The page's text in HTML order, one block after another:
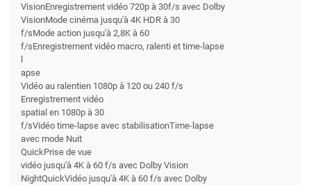
VisionEnregistrement vidéo 720p à 30f/s avec Dolby
VisionMode cinéma jusqu'à 4K HDR à 30
f/sMode action jusqu'à 2,8K à 60
f/sEnregistrement vidéo macro, ralenti et time-lapse
apse
Vidéo au ralentien 1080p à 120 ou 240 f/s
Enregistrement vidéo
spatial en 1080p à 30
f/sVidéo time-lapse avec stabilisationTime-lapse
avec mode Nuit
QuickPrise de vue
vidéo jusqu'à 4K à 60 f/s avec Dolby Vision
NightQuickVidéo jusqu'à 4K à 60 f/s avec Dolby